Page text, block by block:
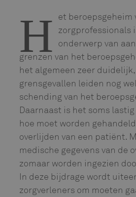
H et beroepsgeheim
zorgprofessionals
onderwerp van
grenzen van het
het algemeen zeer
grensgevallen leiden nog
schending van het
Daarnaast is het soms
hoe moet worden
overlijden van een patiënt.
medische gegevens van de
zomaar worden ingezien
In deze bijdrage wordt
zorgverleners om moeten